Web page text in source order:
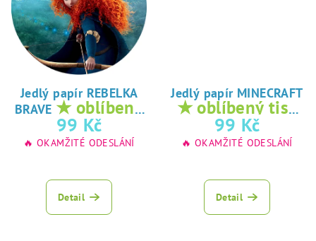
Jedlý papír REBELKA
BRAVE ★ oblíbený
tisk na jedlý
papír
99 Kč
🔥 OKAMŽITÉ ODESLÁNÍ
Detail
Jedlý papír MINECRAFT
★ oblíbený tisk
na jedlý papír
99 Kč
🔥 OKAMŽITÉ ODESLÁNÍ
Detail